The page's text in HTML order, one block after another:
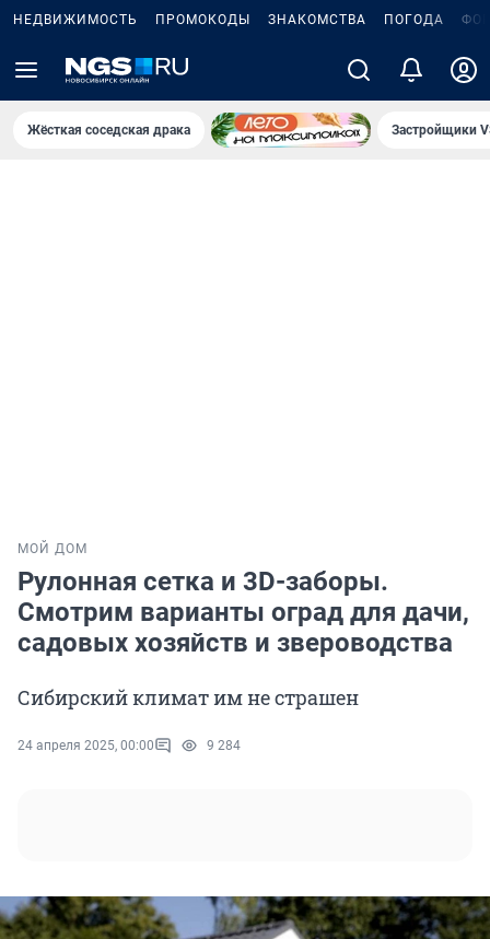
НЕДВИЖИМОСТЬ ПРОМОКОДЫ ЗНАКОМСТВА ПОГОДА
Жёсткая соседская драка Застройщики
МОЙ ДОМ
Рулонная сетка и 3D-заборы.
Смотрим варианты оград для дачи,
садовых хозяйств и звероводства
Сибирский климат им не страшен
24 апреля 2025, 00:00 9 284